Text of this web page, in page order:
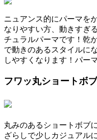
ニュアンス的にパーマを
なりやすい方、動きすぎ
チュラルパーマです！乾
で動きのあるスタイルに
しやすくなります！パー
フワッ丸ショートボブ
丸みのあるショートボブ
ざらしで少しカジュアル